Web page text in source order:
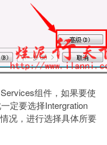
组件，如果要使
定要选择Intergration
况，进行选择具体所要